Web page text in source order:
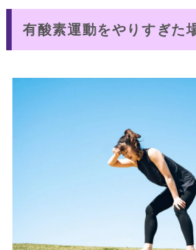
有酸素運動をやりすぎた